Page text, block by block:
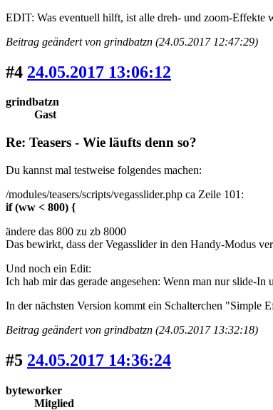
EDIT: Was eventuell hilft, ist alle dreh- und zoom-Effekte
Beitrag geändert von grindbatzn (24.05.2017 12:47:29)
#4 24.05.2017 13:06:12
grindbatzn
Gast
Re: Teasers - Wie läufts denn so?
Du kannst mal testweise folgendes machen:
/modules/teasers/scripts/vegasslider.php ca Zeile 101:
if (ww < 800) {
ändere das 800 zu zb 8000
Das bewirkt, dass der Vegasslider in den Handy-Modus
Und noch ein Edit:
Ich hab mir das gerade angesehen: Wenn man nur slide-
In der nächsten Version kommt ein Schalterchen "Simple
Beitrag geändert von grindbatzn (24.05.2017 13:32:18)
#5 24.05.2017 14:36:24
byteworker
Mitglied